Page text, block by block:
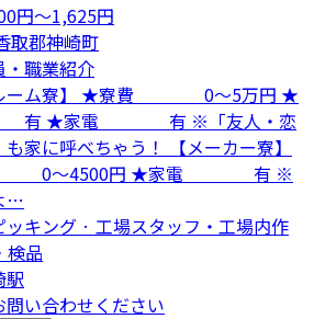
円〜1,625円
取郡神崎町
・職業紹介
ルーム寮】 ★寮費 0～5万円 ★
★家電 有 ※「友人・恋
家に呼べちゃう！ 【メーカー寮】
～4500円 ★家電 有 ※
…
ッキング · 工場スタッフ・工場内作
検品
駅
問い合わせください